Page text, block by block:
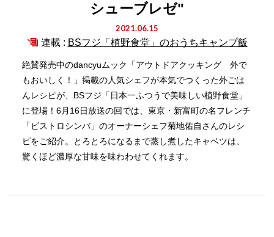
シューブレゼ"
2021.06.15
連載 : BSフジ「植野食堂」のおうちキャンプ飯
絶賛発売中のdancyuムック「アウトドアクッキング 外で
もおいしく！」掲載の人気シェフが本気でつくった外ごは
んレシピが、BSフジ「日本一ふつうで美味しい植野食堂」
に登場！6月16日放送の回では、東京・新富町の名フレンチ
「ビストロシンバ」のオーナーシェフ菊地佑自さんのレシ
ピをご紹介。とろとろになるまで蒸し煮したキャベツは、
驚くほど濃厚な甘味を味わわせてくれます。